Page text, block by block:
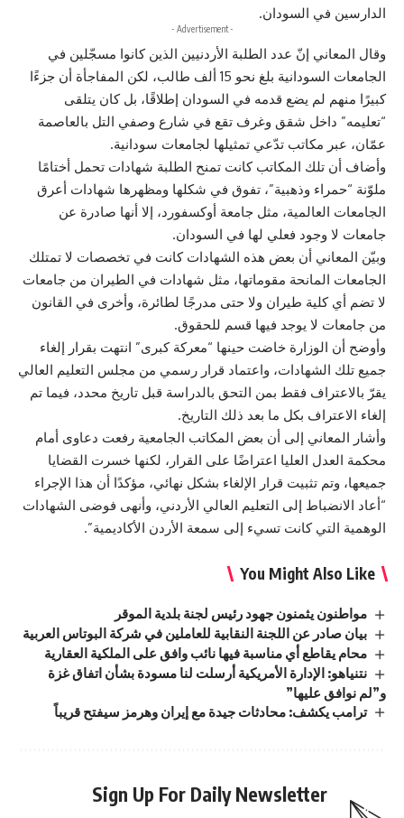
الدارسين في السودان.
- Advertisement -
وقال المعاني إنّ عدد الطلبة الأردنيين الذين كانوا مسجّلين في
الجامعات السودانية بلغ نحو 15 ألف طالب، لكن المفاجأة أن جزءًا
كبيرًا منهم لم يضع قدمه في السودان إطلاقًا، بل كان يتلقى
“تعليمه” داخل شقق وغرف تقع في شارع وصفي التل بالعاصمة
عمّان، عبر مكاتب تدّعي تمثيلها لجامعات سودانية.
وأضاف أن تلك المكاتب كانت تمنح الطلبة شهادات تحمل أختامًا
ملوّنة “حمراء وذهبية”، تفوق في شكلها ومظهرها شهادات أعرق
الجامعات العالمية، مثل جامعة أوكسفورد، إلا أنها صادرة عن
جامعات لا وجود فعلي لها في السودان.
وبيّن المعاني أن بعض هذه الشهادات كانت في تخصصات لا تمتلك
الجامعات المانحة مقوماتها، مثل شهادات في الطيران من جامعات
لا تضم أي كلية طيران ولا حتى مدرجًا لطائرة، وأخرى في القانون
من جامعات لا يوجد فيها قسم للحقوق.
وأوضح أن الوزارة خاضت حينها “معركة كبرى” انتهت بقرار إلغاء
جميع تلك الشهادات، واعتماد قرار رسمي من مجلس التعليم العالي
يقرّ بالاعتراف فقط بمن التحق بالدراسة قبل تاريخ محدد، فيما تم
إلغاء الاعتراف بكل ما بعد ذلك التاريخ.
وأشار المعاني إلى أن بعض المكاتب الجامعية رفعت دعاوى أمام
محكمة العدل العليا اعتراضًا على القرار، لكنها خسرت القضايا
جميعها، وتم تثبيت قرار الإلغاء بشكل نهائي، مؤكدًا أن هذا الإجراء
“أعاد الانضباط إلى التعليم العالي الأردني، وأنهى فوضى الشهادات
الوهمية التي كانت تسيء إلى سمعة الأردن الأكاديمية”.
You Might Also Like
مواطنون يثمنون جهود رئيس لجنة بلدية الموقر
بيان صادر عن اللجنة النقابية للعاملين في شركة البوتاس العربية
محام يقاطع أي مناسبة فيها نائب وافق على الملكية العقارية
نتنياهو: الإدارة الأمريكية أرسلت لنا مسودة بشأن اتفاق غزة
و”لم نوافق عليها”
ترامب يكشف: محادثات جيدة مع إيران وهرمز سيفتح قريباً
Sign Up For Daily Newsletter